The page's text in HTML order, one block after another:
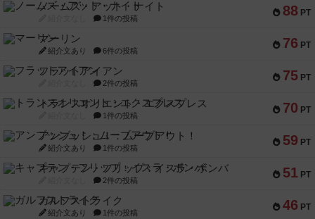
88 PT
ノームズ・アット・ナイト
1件の投稿
76 PT
マーリン
紹介文あり 6件の投稿
75 PT
フラットアイアン
2件の投稿
70 PT
トランスオリエント・エクスプレス
1件の投稿
59 PT
アンブッシュ！：ムーブアウト！
紹介文あり 1件の投稿
51 PT
キャプテン・フリップ：イスラ・ボンバ
2件の投稿
46 PT
ガルフストライク
紹介文あり 1件の投稿